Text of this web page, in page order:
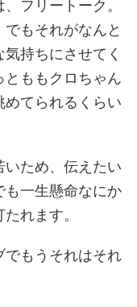
フリートーク。
もそれがなんと
持ちにさせてく
ももクロちゃん
てられるくらい
ため、伝えたい
も一生懸命なにか
れます。
でもうそれはそれ